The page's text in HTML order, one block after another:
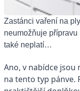
Zastánci vaření na
neumožňuje
také neplatí…
Ano, v nabídce
na tento typ pánve.